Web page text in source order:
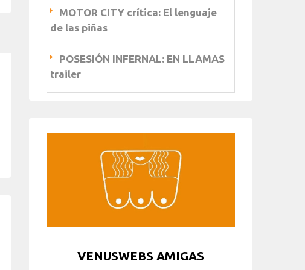
MOTOR CITY crítica: El lenguaje
de las piñas
POSESIÓN INFERNAL: EN LLAMAS
trailer
VENUSWEBS AMIGAS